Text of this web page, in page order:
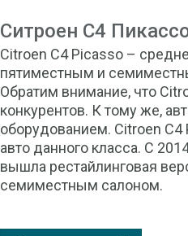
Ситроен С4
Citroen C4 Picasso –
пятиместным и
Обратим внимание, что
конкурентов. К тому же,
оборудованием. Citroen C4
авто данного класса. С
вышла рестайлинговая
семиместным салоном.